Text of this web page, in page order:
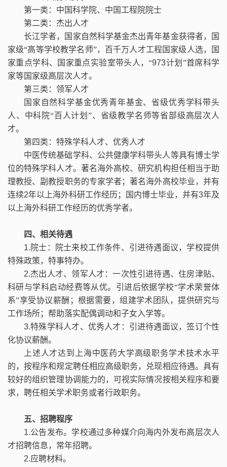
第一类：中国科学院、中国工程院院士
第二类：杰出人才
长江学者，国家自然科学基金杰出青年基金获得者，国
家级“高等学校教学名师”，百千万人才工程国家级人选，国
家重点学科、国家重点实验室带头人，“973计划”首席科学
家等国家级高层次人才。
第三类：领军人才
国家自然科学基金优秀青年基金、省级优秀学科带头
人、中科院“百人计划”、省级教学名师等省部级高层次人
才。
第四类：特殊学科人才、优秀人才
中医传统基础学科、公共健康学科带头人等具有博士学
位的特殊学科人才。著名海外高校、研究机构担任相当于助
理教授、副教授职务的专家学者；著名海外高校毕业，并有
连续2年以上海外科研工作经历；国内博士毕业，并有3年及
以上海外科研工作经历的优秀学者。
四、相关待遇
1. 院士：院士来校工作条件、引进待遇面议，学校提供
特殊政策，特事特办。
2.杰出人才、领军人才：一次性引进待遇、住房津贴、
科研与学科启动经费等从优。引进后依据学校“学术荣誉体
系”享受协议薪酬；根据需要，组建学术团队，提供研究与
工作场所；帮助落实配偶调动和子女入学等。
3.特殊学科人才、优秀人才：引进待遇面议，签订个性
化协议薪酬。
上述人才达到上海中医药大学高级职务学术技术水平
的，按程序和规定聘任相应高级职务，兑现相应待遇。具有
较好的组织管理协调能力的，可视实际情况按相关程序和要
求，聘任相关学术职务或者行政职务。
五、招聘程序
1.公告发布。学校通过多种媒介向海内外发布高层次人
才招聘信息，常年招聘。
2.应聘材料。